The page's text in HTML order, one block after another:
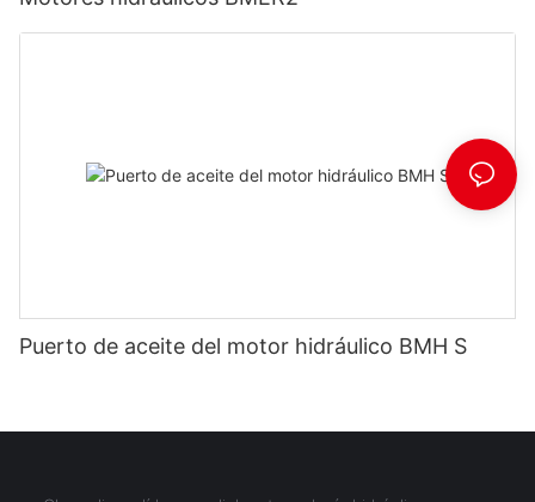
Puerto de aceite del motor hidráulico BMH S